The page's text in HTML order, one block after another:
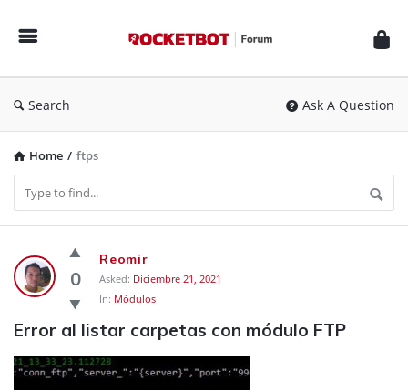
Forum
Search Ask A Question
Home / ftps
Rocketbot
Forum
Latest
Questions
0
Reomir
Asked: Diciembre 21, 2021
In: Módulos
Error al listar carpetas con módulo FTP